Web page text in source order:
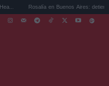
Rosalía en Buenos Aires: detiene el tráfico